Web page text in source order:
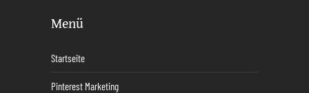
Menü
Startseite
Pinterest Marketing